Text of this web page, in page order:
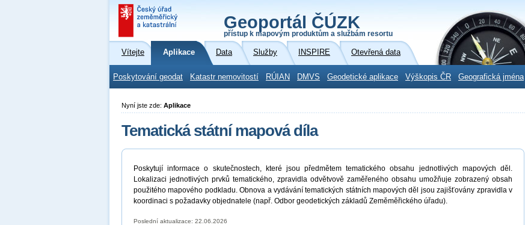
Geoportál ČÚZK
přístup k mapovým produktům a službám resortu
Vítejte Aplikace Data Služby INSPIRE Otevřená data
Poskytování geodat Katastr nemovitostí RÚIAN DMVS Geodetické aplikace Výškopis ČR Geografická jména
Nyní jste zde: Aplikace
Tematická státní mapová díla
Poskytují informace o skutečnostech, které jsou předmětem tematického obsahu jednotlivých mapových děl.
Lokalizaci jednotlivých prvků tematického, zpravidla odvětvově zaměřeného obsahu umožňuje zobrazený obsah
použitého mapového podkladu. Obnova a vydávání tematických státních mapových děl jsou zajišťovány zpravidla v
koordinaci s požadavky objednatele (např. Odbor geodetických základů Zeměměřického úřadu).
Poslední aktualizace: 22.06.2026